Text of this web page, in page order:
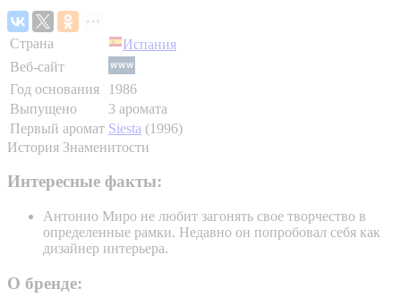
Страна
Испания
Веб-сайт
Год основания
1986
Выпущено
3 аромата
Первый аромат Siesta (1996)
История Знаменитости
Интересные факты:
Антонио Миро не любит загонять свое творчество в
определенные рамки. Недавно он попробовал себя как
дизайнер интерьера.
О бренде: